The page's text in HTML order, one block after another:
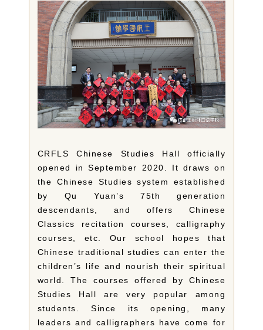
CRFLS Chinese Studies Hall officially
opened in September 2020. It draws on
the Chinese Studies system established
by Qu Yuan’s 75th generation
descendants, and offers Chinese
Classics recitation courses, calligraphy
courses, etc. Our school hopes that
Chinese traditional studies can enter the
children’s life and nourish their spiritual
world. The courses offered by Chinese
Studies Hall are very popular among
students. Since its opening, many
leaders and calligraphers have come for